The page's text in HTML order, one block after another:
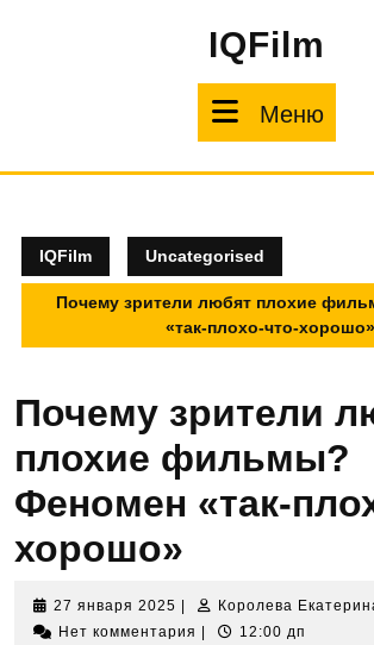
IQFilm
Меню
IQFilm Uncategorised
Почему зрители любят плохие
«так-плохо-что-хорошо»
Почему зрители
плохие фильмы?
Феномен «так-
хорошо»
27 января 2025 27
января
Королева
Нет комментария
12:00 дп